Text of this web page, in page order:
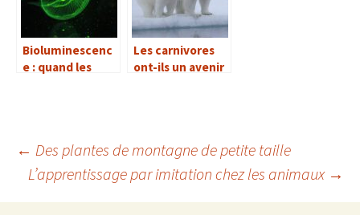
Bioluminescenc
e : quand les
Les carnivores
ont-ils un avenir
Navigation
← Des plantes de montagne de petite taille
L’apprentissage par imitation chez les animaux →